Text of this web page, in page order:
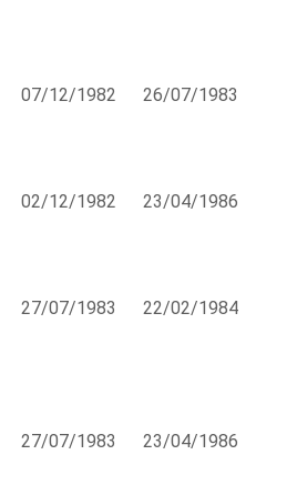
07/12/1982 26/07/1983
02/12/1982 23/04/1986
27/07/1983 22/02/1984
27/07/1983 23/04/1986